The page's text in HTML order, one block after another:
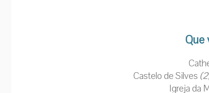
Que
Castelo de Silves
Igreja da